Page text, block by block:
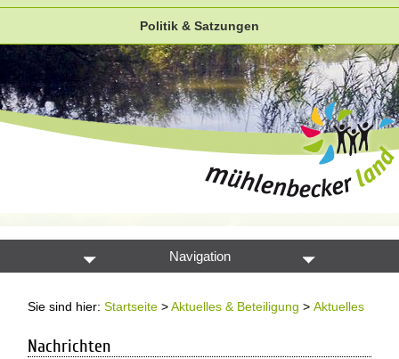
Politik & Satzungen
Navigation
Sie sind hier:Startseite >Aktuelles & Beteiligung >Aktuelles
Nachrichten